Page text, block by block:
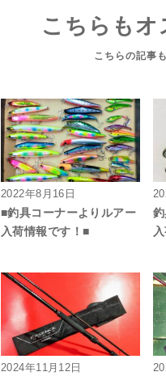
こちらもオ
2022年8月16日
■釣具コーナーよりルアー
入荷情報です！■
2024年11月12日